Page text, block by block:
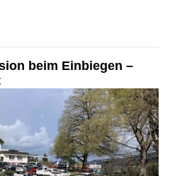
beim Einbiegen –